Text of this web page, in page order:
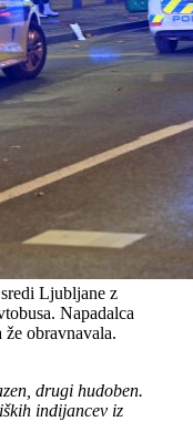
Ljubljane z
Napadalca
obravnavala.
drugi hudoben.
indijancev iz